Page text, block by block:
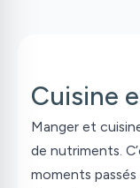
Cuisine
Manger et
de nutriments.
moments